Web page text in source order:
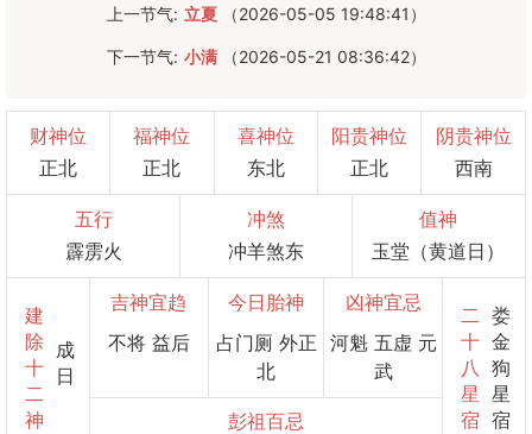
上一节气: 立夏 （2026-05-05 19:48:41）
下一节气: 小满 （2026-05-21 08:36:42）
财神位
正北
福神位
正北
喜神位
东北
阳贵神位
正北
阴贵神位
西南
五行
霹雳火
冲煞
冲羊煞东
值神
玉堂（黄道日）
建
除
十
二
神
成
日
吉神宜趋
不将 益后
今日胎神
占门厕 外正
北
凶神宜忌
河魁 五虚 元
武
彭祖百忌
二
十
八
星
宿
娄
金
狗
星
宿